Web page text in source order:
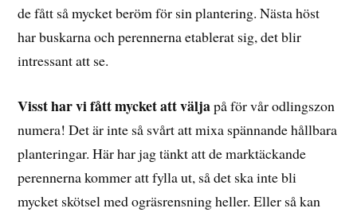
de fått så mycket beröm för sin plantering. Nästa höst
har buskarna och perennerna etablerat sig, det blir
intressant att se.
Visst har vi fått mycket att väljapå för vår odlingszon
numera! Det är inte så svårt att mixa spännande hållbara
planteringar. Här har jag tänkt att de marktäckande
perennerna kommer att fylla ut, så det ska inte bli
mycket skötsel med ogräsrensning heller. Eller så kan